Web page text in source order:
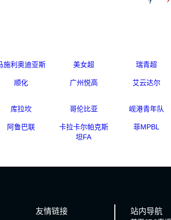
施利奥迪亚斯 美女超 瑞青超
顺化 广州悦高 艾云达尔
库拉坎 哥伦比亚 岘港青年队
阿鲁巴联
卡拉卡尔帕克斯
坦FA
菲MPBL
友情链接 站内导航